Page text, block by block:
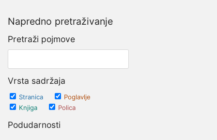
Napredno pretraživanje
Pretraži pojmove
Vrsta sadržaja
Stranica
Poglavlje
Knjiga
Polica
Podudarnosti